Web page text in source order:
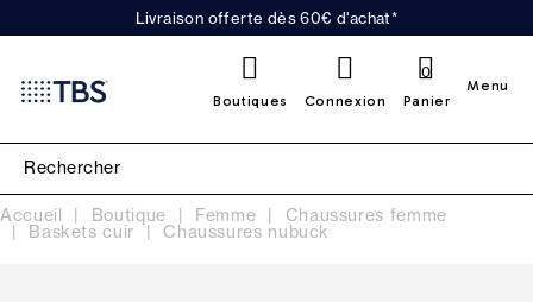
Livraison offerte dès 60€ d'achat*
Boutiques Connexion Panier
0
Menu
Accueil Boutique Femme Chaussures femme
Baskets cuir Chaussures nubuck